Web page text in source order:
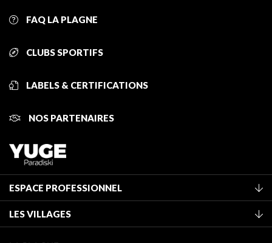
FAQ LA PLAGNE
CLUBS SPORTIFS
LABELS & CERTIFICATIONS
NOS PARTENAIRES
ESPACE PROFESSIONNEL
Classement des meublés
LES VILLAGES